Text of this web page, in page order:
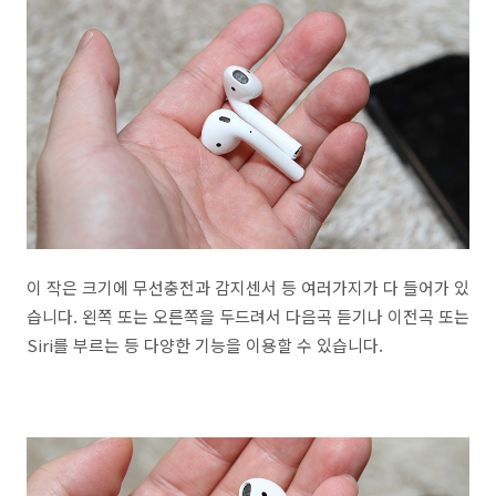
이 작은 크기에 무선충전과 감지센서 등 여러가지가 다 들어가 있
습니다. 왼쪽 또는 오른쪽을 두드려서 다음곡 듣기나 이전곡 또는
Siri를 부르는 등 다양한 기능을 이용할 수 있습니다.